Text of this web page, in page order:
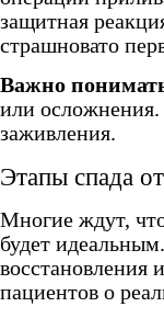
защитная
страшновато
Важно
или
заживления.
Этапы спада
Многие ждут,
будет
восстановления
пациентов о